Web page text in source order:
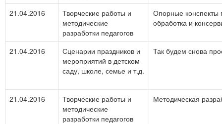
21.04.2016
Творческие работы и
методические
разработки педагогов
Опорные конспекты
обработка и
21.04.2016
Сценарии праздников и
мероприятий в детском
саду, школе, семье и т.д.
Так будем снова
21.04.2016
Творческие работы и
методические
разработки педагогов
Методическая